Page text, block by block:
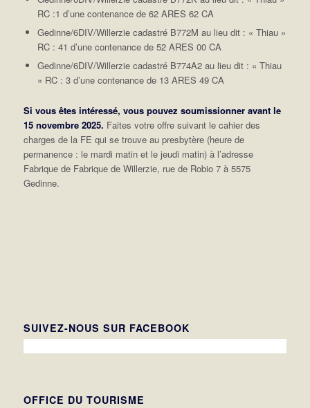
RC :1 d’une contenance de 62 ARES 62 CA
Gedinne/6DIV/Willerzie cadastré B772M au lieu dit : « Thiau »
RC : 41 d’une contenance de 52 ARES 00 CA
Gedinne/6DIV/Willerzie cadastré B774A2 au lieu dit : « Thiau
» RC : 3 d’une contenance de 13 ARES 49 CA
Si vous êtes intéressé, vous pouvez soumissionner avant le
15 novembre 2025. Faites votre offre suivant le cahier des
charges de la FE qui se trouve au presbytère (heure de
permanence : le mardi matin et le jeudi matin) à l’adresse
Fabrique de Fabrique de Willerzie, rue de Robio 7 à 5575
Gedinne.
SUIVEZ-NOUS SUR FACEBOOK
OFFICE DU TOURISME